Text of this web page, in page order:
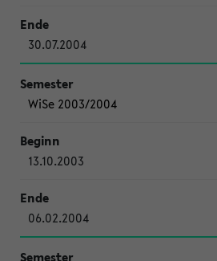
30.07.2004
WiSe 2003/2004
13.10.2003
06.02.2004